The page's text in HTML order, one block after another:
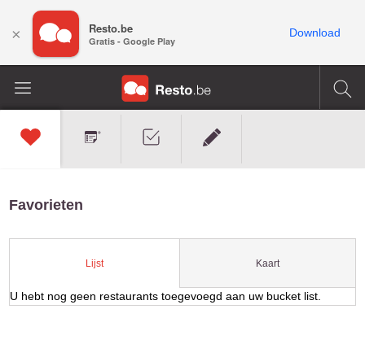
Favorieten
Lijst Kaart
U hebt nog geen restaurants toegevoegd aan uw bucket list.
× Resto.be
Gratis - Google Play
Download